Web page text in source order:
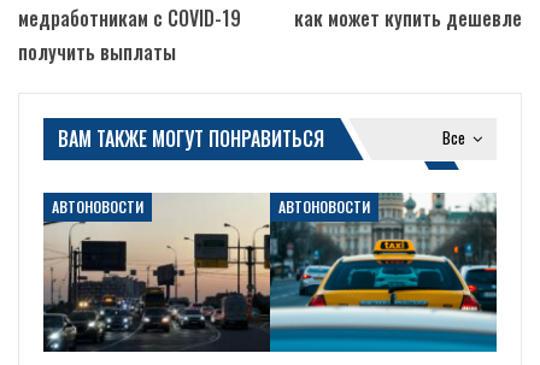
медработникам с COVID-19
получить выплаты
как может купить дешевле
Все
ВАМ ТАКЖЕ МОГУТ ПОНРАВИТЬСЯ
АВТОНОВОСТИ АВТОНОВОСТИ